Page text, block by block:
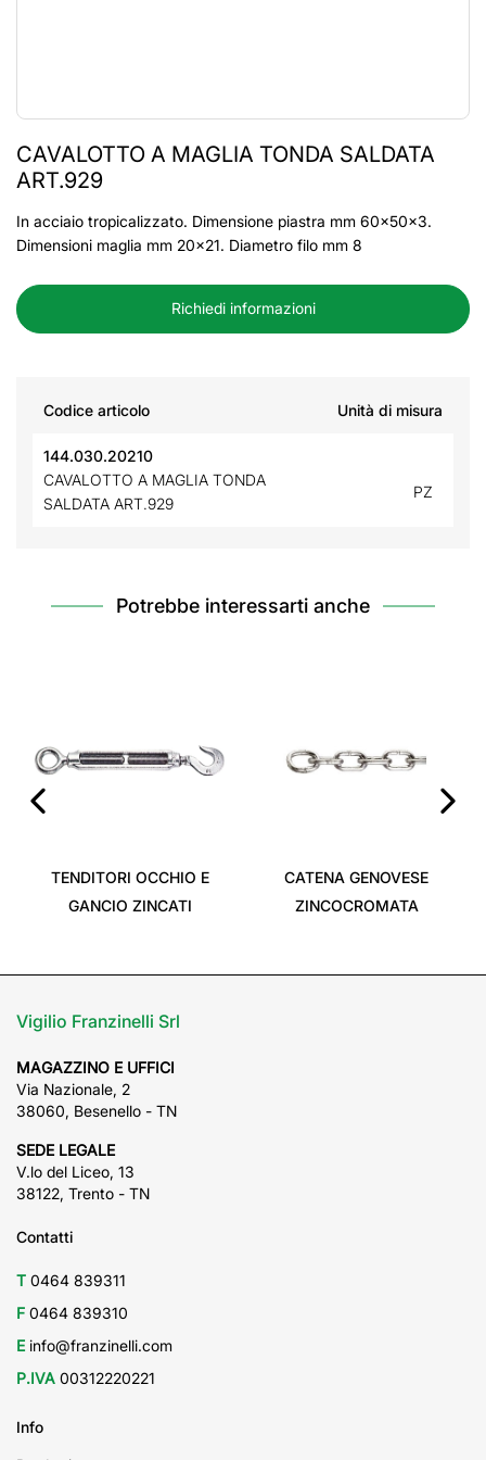
CAVALOTTO A MAGLIA TONDA SALDATA
ART.929
In acciaio tropicalizzato. Dimensione piastra mm 60x50x3.
Dimensioni maglia mm 20x21. Diametro filo mm 8
Richiedi informazioni
Codice articolo Unità di misura
144.030.20210
CAVALOTTO A MAGLIA TONDA
SALDATA ART.929
PZ
Potrebbe interessarti anche
TENDITORI OCCHIO E
GANCIO ZINCATI
CATENA GENOVESE
ZINCOCROMATA
Vigilio Franzinelli Srl
MAGAZZINO E UFFICI
Via Nazionale, 2
38060, Besenello - TN
SEDE LEGALE
V.lo del Liceo, 13
38122, Trento - TN
Contatti
T 0464 839311
F 0464 839310
E info@franzinelli.com
P.IVA 00312220221
Info